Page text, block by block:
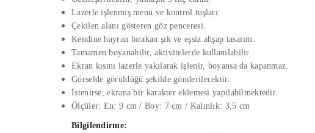
Lazerle işlenmiş menü ve kontrol tuşları.
Çekilen alanı gösteren göz penceresi.
Kendine hayran bırakan şık ve eşsiz ahşap tasarım.
Tamamen boyanabilir, aktivitelerde kullanılabilir.
Ekran kısmı lazerle yakılarak işlenir, boyansa da kapanmaz.
Görselde görüldüğü şekilde gönderilecektir.
İstenirse, ekrana bir karakter eklemesi yapılabilmektedir.
Ölçüler: En: 9 cm / Boy: 7 cm / Kalınlık: 3,5 cm
Bilgilendirme: